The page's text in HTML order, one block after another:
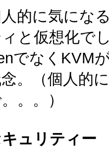
的に気にな
と仮想化で
でなくKVM
。（個人的
。。）
ュリティー